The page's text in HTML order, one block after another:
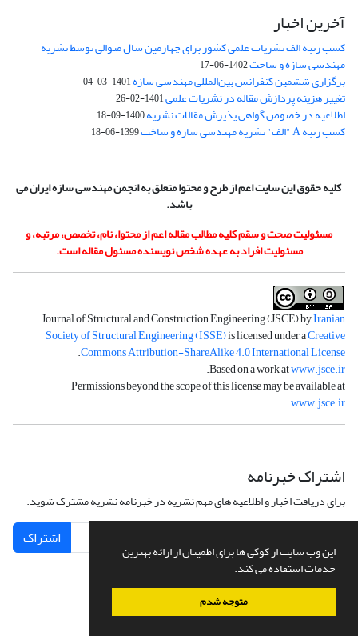
این وب سایت از کوکی ها برای اطمینان از ارائه بهترین
خدمات استفاده می کند.
متوجه شدم
آخرین اخبار
کسب رتبه الف نشریات علمی کشور برای چهارمین سال متوالی توسط نشریه
مهندسی سازه و ساخت1402-06-17
برگزاری ششمین کنفرانس بین‌المللی مهندسی سازه1401-03-04
تغییر هزینه پردازش مقاله در نشریات علمی1401-02-26
اطلاعیه در خصوص گواهی پذیرش مقالات نشریه1400-09-18
کسب رتبه A "الف" نشریه مهندسی سازه و ساخت 1399-06-18
کلیه حقوق این سایت اعم از طرح و محتوا متعلق به انجمن مهندسی سازه ایران می
باشد.
مسئولیت صحت و سقم کلیه مطالب مقاله اعم از محتوا، نام، تخصص، مرتبه، و
مسئولیت افراد به عهده شخص نویسنده مسئول مقاله است.
Journal of Structural and Construction Engineering (JSCE) byIranian
Society of Structural Engineering (ISSE)is licensed under aCreative
Commons Attribution-ShareAlike 4.0 International License
.
Based on a work atwww.jsce.ir
.
Permissions beyond the scope of this license may be available at
www.jsce.ir
.
اشتراک خبرنامه
برای دریافت اخبار و اطلاعیه های مهم نشریه در خبرنامه نشریه مشترک شوید.
اشتراک
سامانه مدیریت نشریات علمی.طراحی و پیاده سازی ازسیناوب